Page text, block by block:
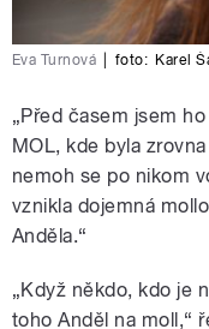
Eva Turnová foto: Karel
„Před časem jsem
MOL, kde byla
nemoh se po nikom
vznikla dojemná
Anděla.“
„Když někdo, kdo je
toho Anděl na moll,“